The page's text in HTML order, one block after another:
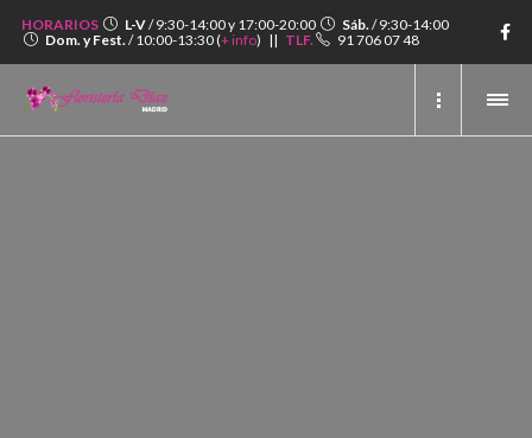
HORARIOS L-V/ 9:30-14:00 y 17:00-20:00 Sáb./ 9:30-14:00
Dom. y Fest./ 10:00-13:30 (+ info) || TLF. 91 706 07 48